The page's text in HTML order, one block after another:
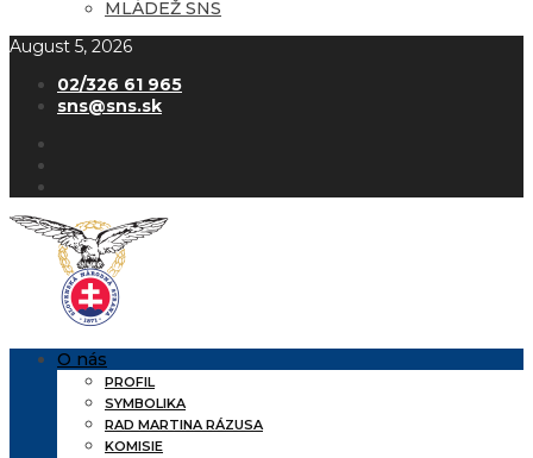
MLÁDEŽ SNS
August 5, 2026
02/326 61 965
sns@sns.sk
O nás
PROFIL
SYMBOLIKA
RAD MARTINA RÁZUSA
KOMISIE